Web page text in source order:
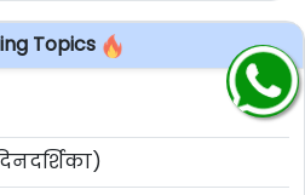
Topics